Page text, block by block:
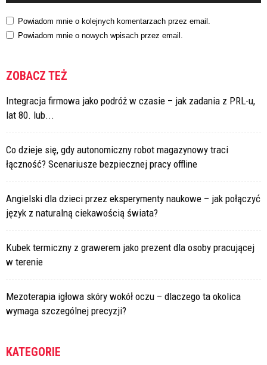
Powiadom mnie o kolejnych komentarzach przez email.
Powiadom mnie o nowych wpisach przez email.
ZOBACZ TEŻ
Integracja firmowa jako podróż w czasie – jak zadania z PRL-u,
lat 80. lub...
Co dzieje się, gdy autonomiczny robot magazynowy traci
łączność? Scenariusze bezpiecznej pracy offline
Angielski dla dzieci przez eksperymenty naukowe – jak połączyć
język z naturalną ciekawością świata?
Kubek termiczny z grawerem jako prezent dla osoby pracującej
w terenie
Mezoterapia igłowa skóry wokół oczu – dlaczego ta okolica
wymaga szczególnej precyzji?
KATEGORIE